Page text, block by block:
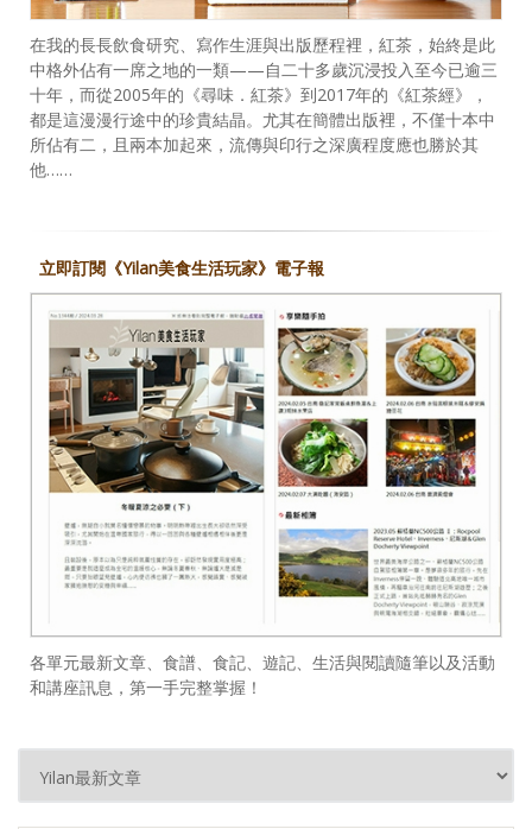
在我的長長飲食研究、寫作生涯與出版歷程裡，紅茶，始終是此
中格外佔有一席之地的一類——自二十多歲沉浸投入至今已逾三
十年，而從2005年的《尋味．紅茶》到2017年的《紅茶經》，
都是這漫漫行途中的珍貴結晶。尤其在簡體出版裡，不僅十本中
所佔有二，且兩本加起來，流傳與印行之深廣程度應也勝於其
他……
立即訂閱《Yilan美食生活玩家》電子報
各單元最新文章、食譜、食記、遊記、生活與閱讀隨筆以及活動
和講座訊息，第一手完整掌握！